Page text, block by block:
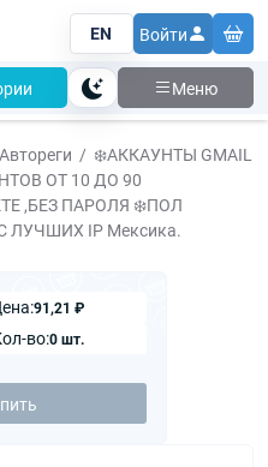
EN Войти
Тема Меню
Автореги
❄️АККАУНТЫ GMAIL
ОТ 10 ДО 90
,БЕЗ ПАРОЛЯ ❄️ПОЛ
IP Мексика.
91,21 ₽
во:0 шт.